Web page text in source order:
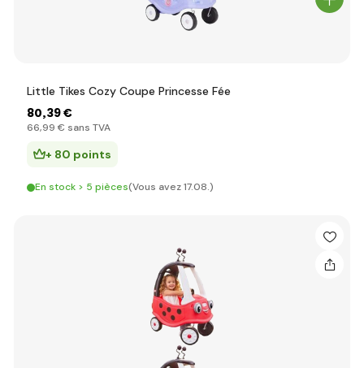
Little Tikes Cozy Coupe Princesse Fée
80,39 €
66,99 € sans TVA
+ 80 points
En stock > 5 pièces(Vous avez 17.08.)